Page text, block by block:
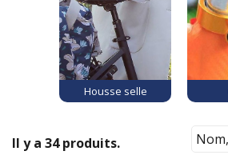
Housse selle
Il y a 34 produits.